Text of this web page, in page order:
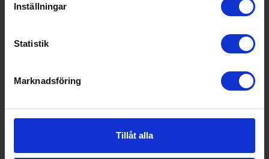
Inställningar
Statistik
Marknadsföring
Tillåt alla
Stektermometer (Ja/Nej): Ja